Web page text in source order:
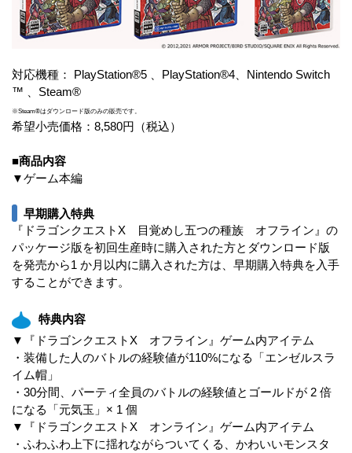
対応機種： PlayStation®5 、PlayStation®4、Nintendo Switch
™ 、Steam®
※Steam®はダウンロード版のみの販売です。
希望小売価格：8,580円（税込）
■商品内容
▼ゲーム本編
早期購入特典
『ドラゴンクエストX 目覚めし五つの種族 オフライン』の
パッケージ版を初回生産時に購入された方とダウンロード版
を発売から1 か月以内に購入された方は、早期購入特典を入手
することができます。
特典内容
▼『ドラゴンクエストX オフライン』ゲーム内アイテム
・装備した人のバトルの経験値が110%になる「エンゼルスラ
イム帽」
・30分間、パーティ全員のバトルの経験値とゴールドが 2 倍
になる「元気玉」× 1 個
▼『ドラゴンクエストX オンライン』ゲーム内アイテム
・ふわふわ上下に揺れながらついてくる、かわいいモンスタ